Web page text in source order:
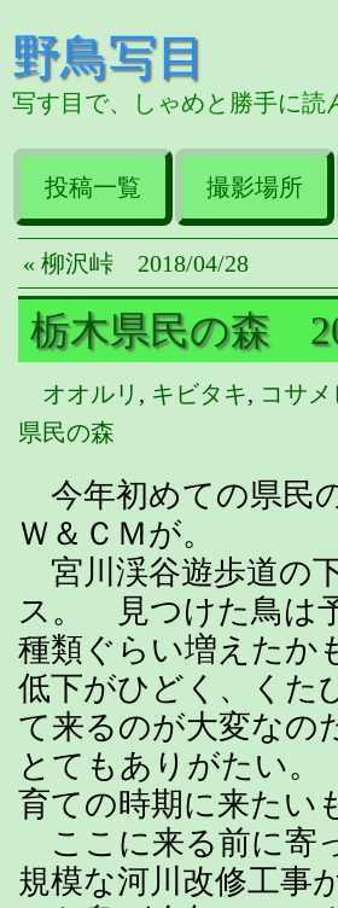
野鳥写目
写す目で、しゃめと勝手に読
投稿一覧 撮影場所
« 柳沢峠 2018/04/28
栃木県民の森
オオルリ , キビタキ, コサ
県民の森
今年初めての県民
Ｗ＆ＣＭが。
宮川渓谷遊歩道の
ス。 見つけた鳥は
種類ぐらい増えたか
低下がひどく、く
て来るのが大変なの
とてもありがたい
育ての時期に来たい
ここに来る前に寄
規模な河川改修工事